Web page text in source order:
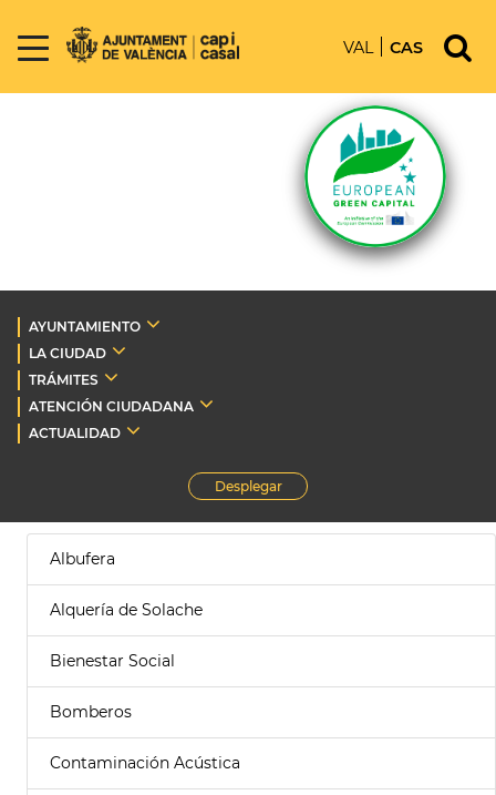
VAL CAS
AYUNTAMIENTO
LA CIUDAD
TRÁMITES
ATENCIÓN CIUDADANA
ACTUALIDAD
Desplegar
Albufera
Alquería de Solache
Bienestar Social
Bomberos
Contaminación Acústica